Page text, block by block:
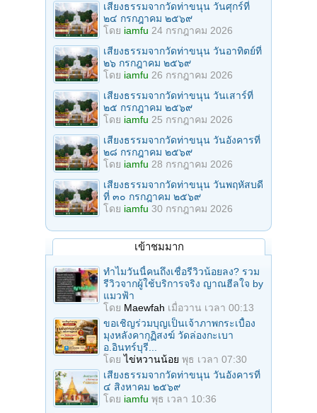
เสียงธรรมจากวัดท่าขนุน วันศุกร์ที่
๒๔ กรกฎาคม ๒๕๖๙
โดย iamfu 24 กรกฎาคม 2026
เสียงธรรมจากวัดท่าขนุน วันอาทิตย์ที่
๒๖ กรกฎาคม ๒๕๖๙
โดย iamfu 26 กรกฎาคม 2026
เสียงธรรมจากวัดท่าขนุน วันเสาร์ที่
๒๕ กรกฎาคม ๒๕๖๙
โดย iamfu 25 กรกฎาคม 2026
เสียงธรรมจากวัดท่าขนุน วันอังคารที่
๒๘ กรกฎาคม ๒๕๖๙
โดย iamfu 28 กรกฎาคม 2026
เสียงธรรมจากวัดท่าขนุน วันพฤหัสบดี
ที่ ๓๐ กรกฎาคม ๒๕๖๙
โดย iamfu 30 กรกฎาคม 2026
เข้าชมมาก
ทำไมวันนี้คนถึงเชื่อรีวิวน้อยลง? รวม
รีวิวจากผู้ใช้บริการจริง ญาณฮีลใจ by
แมวฟ้า
โดย Maewfah เมื่อวาน เวลา 00:13
ขอเชิญร่วมบุญเป็นเจ้าภาพกระเบื้อง
มุงหลังคากุฏิสงฆ์ วัดล่องกะเบา
อ.อินทร์บุรี...
โดยไข่หวานน้อย พุธ เวลา 07:30
เสียงธรรมจากวัดท่าขนุน วันอังคารที่
๔ สิงหาคม ๒๕๖๙
โดย iamfu พุธ เวลา 10:36